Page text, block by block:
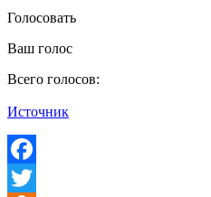
Голосовать
Ваш голос
Всего голосов:
Источник
Facebook